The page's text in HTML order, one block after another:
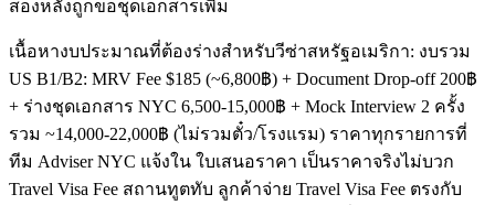
สองหลังถูกขอชุดเอกสารเพิ่ม
เนื้อหางบประมาณที่ต้องร่างสำหรับวีซ่าสหรัฐอเมริกา: งบรวม
US B1/B2: MRV Fee $185 (~6,800฿) + Document Drop-off 200฿
+ ร่างชุดเอกสาร NYC 6,500-15,000฿ + Mock Interview 2 ครั้ง
รวม ~14,000-22,000฿ (ไม่รวมตั๋ว/โรงแรม) ราคาทุกรายการที่
ทีม Adviser NYC แจ้งใน ใบเสนอราคา เป็นราคาจริงไม่บวก
Travel Visa Fee สถานทูตทับ ลูกค้าจ่าย Travel Visa Fee ตรงกับ